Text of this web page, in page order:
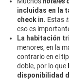
incluidas en la
check in. Estas
eso es
La habitación
menores, en la
contrario en el
doble, por lo que
disponibilidad